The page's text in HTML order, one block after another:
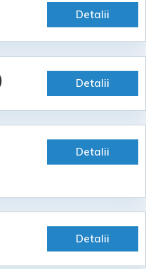
Detalii
Detalii
Detalii
Detalii